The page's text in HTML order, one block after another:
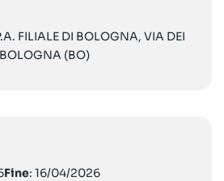
FILIALE DI BOLOGNA, VIA DEI
(BO)
Fine: 16/04/2026